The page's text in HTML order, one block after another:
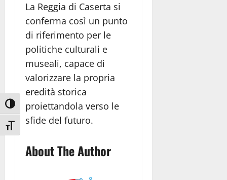
Attiva/disattiva alto contrasto
Attiva/disattiva dimensione testo
La Reggia di Caserta si
conferma così un punto
di riferimento per le
politiche culturali e
museali, capace di
valorizzare la propria
eredità storica
proiettandola verso le
sfide del futuro.
About The Author